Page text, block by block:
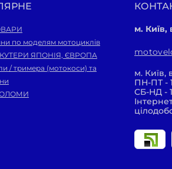
по моделям мотоциклів
ЯПОНІЯ, ЄВРОПА
/ тримера (мотокоси) та
м. Київ,
м. Київ,
ПН-ПТ -
СБ-НД -